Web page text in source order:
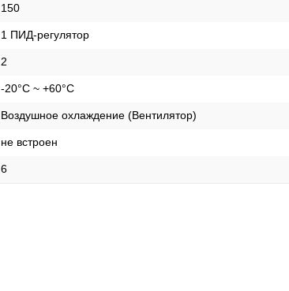
150
1 ПИД-регулятор
2
-20°C ~ +60°C
Воздушное охлаждение (Вентилятор)
не встроен
6